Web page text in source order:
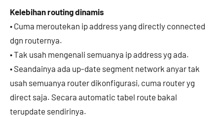
Kelebihan routing dinamis
• Cuma meroutekan ip address yang directly connected
dgn routernya.
• Tak usah mengenali semuanya ip address yg ada.
• Seandainya ada up-date segment network anyar tak
usah semuanya router dikonfigurasi, cuma router yg
direct saja. Secara automatic tabel route bakal
terupdate sendirinya.